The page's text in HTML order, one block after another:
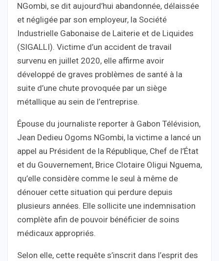
NGombi, se dit aujourd’hui abandonnée, délaissée
et négligée par son employeur, la Société
Industrielle Gabonaise de Laiterie et de Liquides
(SIGALLI). Victime d’un accident de travail
survenu en juillet 2020, elle affirme avoir
développé de graves problèmes de santé à la
suite d’une chute provoquée par un siège
métallique au sein de l’entreprise.
Épouse du journaliste reporter à Gabon Télévision,
Jean Dedieu Ogoms NGombi, la victime a lancé un
appel au Président de la République, Chef de l’État
et du Gouvernement, Brice Clotaire Oligui Nguema,
qu’elle considère comme le seul à même de
dénouer cette situation qui perdure depuis
plusieurs années. Elle sollicite une indemnisation
complète afin de pouvoir bénéficier de soins
médicaux appropriés.
Selon elle, cette requête s’inscrit dans l’esprit des